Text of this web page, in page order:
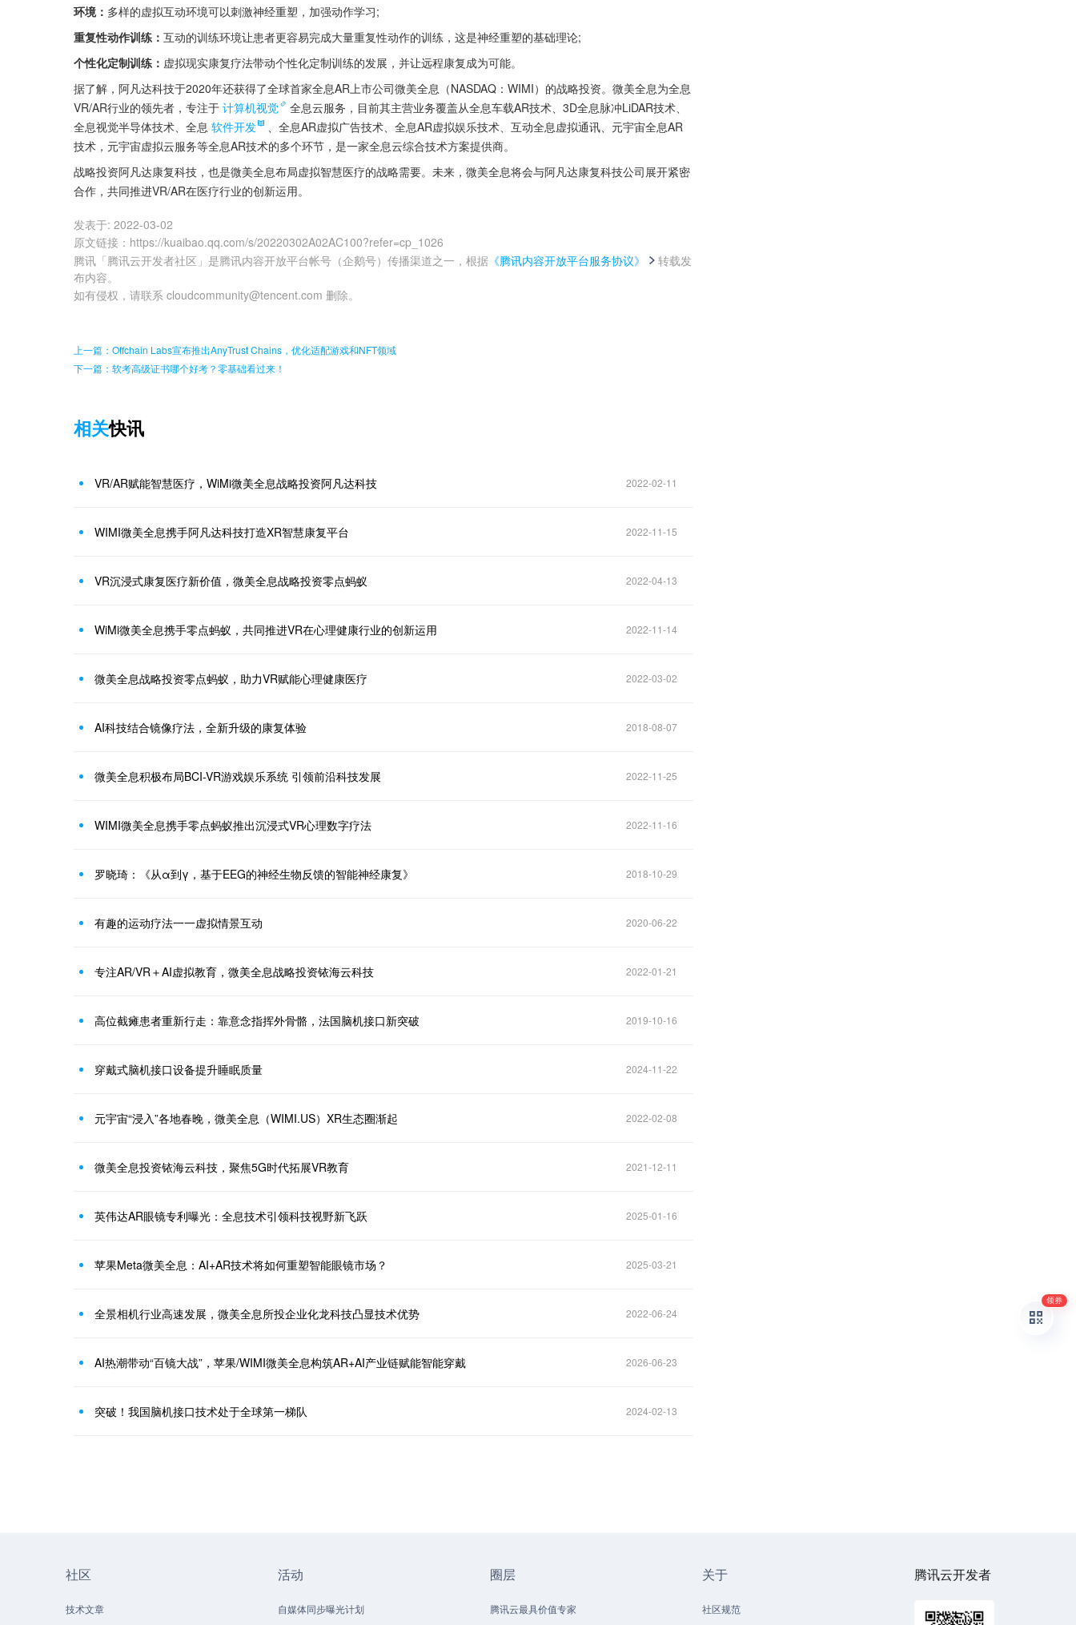
环境： 多样的虚拟互动环境可以刺激神经重塑，加强动作学习;
重复性动作训练： 互动的训练环境让患者更容易完成大量重复性动作的训练，这是神经重塑的基础理论;
个性化定制训练： 虚拟现实康复疗法带动个性化定制训练的发展，并让远程康复成为可能。
据了解，阿凡达科技于2020年还获得了全球首家全息AR上市公司微美全息（NASDAQ：WIMI）的战略投资。微美全息为全息
VR/AR行业的领先者，专注于 计算机视觉
全息云服务，目前其主营业务覆盖从全息车载AR技术、3D全息脉冲LiDAR技术、
全息视觉半导体技术、全息 软件开发
、全息AR虚拟广告技术、全息AR虚拟娱乐技术、互动全息虚拟通讯、元宇宙全息AR
技术，元宇宙虚拟云服务等全息AR技术的多个环节，是一家全息云综合技术方案提供商。
战略投资阿凡达康复科技，也是微美全息布局虚拟智慧医疗的战略需要。未来，微美全息将会与阿凡达康复科技公司展开紧密
合作，共同推进VR/AR在医疗行业的创新运用。
发表于: 2022-03-02
原文链接 ： https://kuaibao.qq.com/s/20220302A02AC100?refer=cp_1026
腾讯「腾讯云开发者社区」是腾讯内容开放平台帐号（企鹅号）传播渠道之一，根据 《腾讯内容开放平台服务协议》
转载发
布内容。
如有侵权，请联系 cloudcommunity@tencent.com 删除。
上一篇：Offchain Labs宣布推出AnyTrust Chains，优化适配游戏和NFT领域
下一篇：软考高级证书哪个好考？零基础看过来！
相关快讯
VR/AR赋能智慧医疗，WiMi微美全息战略投资阿凡达科技 2022-02-11
WIMI微美全息携手阿凡达科技打造XR智慧康复平台 2022-11-15
VR沉浸式康复医疗新价值，微美全息战略投资零点蚂蚁 2022-04-13
WiMi微美全息携手零点蚂蚁，共同推进VR在心理健康行业的创新运用 2022-11-14
微美全息战略投资零点蚂蚁，助力VR赋能心理健康医疗 2022-03-02
AI科技结合镜像疗法，全新升级的康复体验 2018-08-07
微美全息积极布局BCI-VR游戏娱乐系统 引领前沿科技发展 2022-11-25
WIMI微美全息携手零点蚂蚁推出沉浸式VR心理数字疗法 2022-11-16
罗晓琦：《从α到γ，基于EEG的神经生物反馈的智能神经康复》 2018-10-29
有趣的运动疗法一一虚拟情景互动 2020-06-22
专注AR/VR＋AI虚拟教育，微美全息战略投资铱海云科技 2022-01-21
高位截瘫患者重新行走：靠意念指挥外骨骼，法国脑机接口新突破 2019-10-16
穿戴式脑机接口设备提升睡眠质量 2024-11-22
元宇宙“浸入”各地春晚，微美全息（WIMI.US）XR生态圈渐起 2022-02-08
微美全息投资铱海云科技，聚焦5G时代拓展VR教育 2021-12-11
英伟达AR眼镜专利曝光：全息技术引领科技视野新飞跃 2025-01-16
苹果Meta微美全息：AI+AR技术将如何重塑智能眼镜市场？ 2025-03-21
全景相机行业高速发展，微美全息所投企业化龙科技凸显技术优势 2022-06-24
AI热潮带动“百镜大战”，苹果/WIMI微美全息构筑AR+AI产业链赋能智能穿戴 2026-06-23
突破！我国脑机接口技术处于全球第一梯队 2024-02-13
社区
技术文章
活动
自媒体同步曝光计划
圈层
腾讯云最具价值专家
关于
社区规范
腾讯云开发者
领券